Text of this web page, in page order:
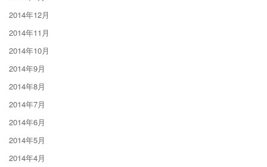
2014年12月
2014年11月
2014年10月
2014年9月
2014年8月
2014年7月
2014年6月
2014年5月
2014年4月